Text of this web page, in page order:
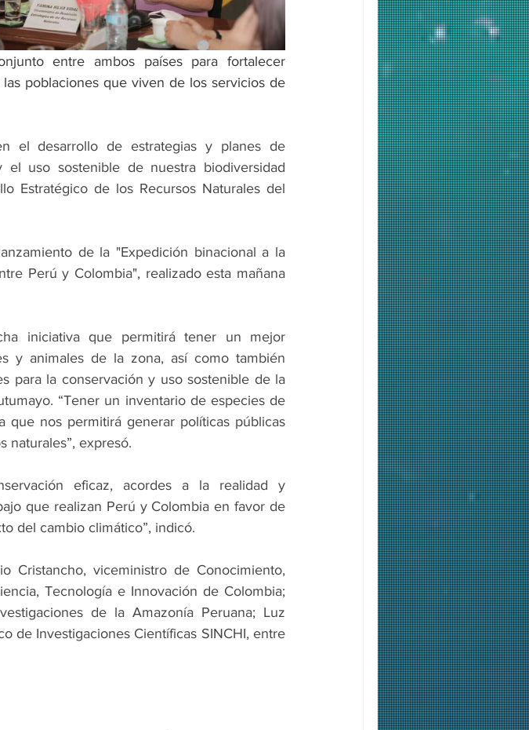
entre ambos países para fortalecer
poblaciones que viven de los servicios de
el desarrollo de estrategias y planes de
uso sostenible de nuestra biodiversidad
Estratégico de los Recursos Naturales del
de la "Expedición binacional a la
Perú y Colombia", realizado esta mañana
iniciativa que permitirá tener un mejor
y animales de la zona, así como también
para la conservación y uso sostenible de la
“Tener un inventario de especies de
que nos permitirá generar políticas públicas
naturales”, expresó.
eficaz, acordes a la realidad y
que realizan Perú y Colombia en favor de
del cambio climático”, indicó.
Cristancho, viceministro de Conocimiento,
Tecnología e Innovación de Colombia;
de la Amazonía Peruana; Luz
de Investigaciones Científicas SINCHI, entre